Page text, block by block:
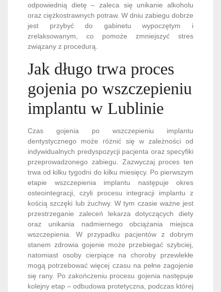
odpowiednią dietę – zaleca się unikanie alkoholu
oraz ciężkostrawnych potraw. W dniu zabiegu dobrze
jest przybyć do gabinetu wypoczętym i
zrelaksowanym, co pomoże zmniejszyć stres
związany z procedurą.
Jak długo trwa proces
gojenia po wszczepieniu
implantu w Lublinie
Czas gojenia po wszczepieniu implantu
dentystycznego może różnić się w zależności od
indywidualnych predyspozycji pacjenta oraz specyfiki
przeprowadzonego zabiegu. Zazwyczaj proces ten
trwa od kilku tygodni do kilku miesięcy. Po pierwszym
etapie wszczepienia implantu następuje okres
osteointegracji, czyli procesu integracji implantu z
kością szczęki lub żuchwy. W tym czasie ważne jest
przestrzeganie zaleceń lekarza dotyczących diety
oraz unikania nadmiernego obciążania miejsca
wszczepienia. W przypadku pacjentów z dobrym
stanem zdrowia gojenie może przebiegać szybciej,
natomiast osoby cierpiące na choroby przewlekłe
mogą potrzebować więcej czasu na pełne zagojenie
się rany. Po zakończeniu procesu gojenia następuje
kolejny etap – odbudowa protetyczna, podczas której